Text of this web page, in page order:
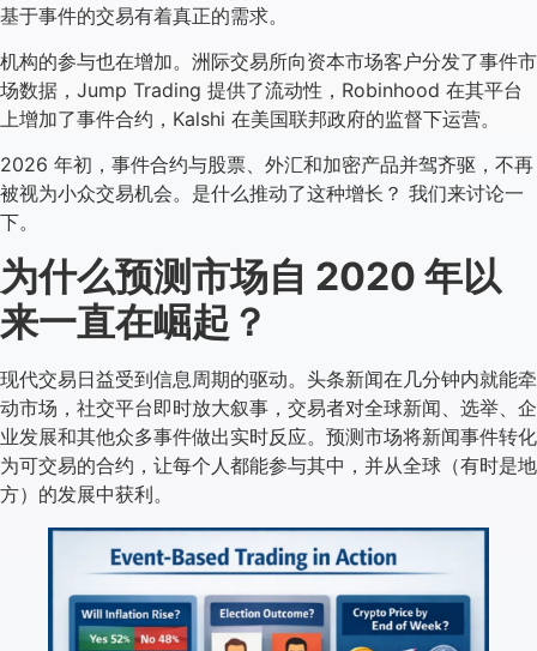
基于事件的交易有着真正的需求。
机构的参与也在增加。洲际交易所向资本市场客户分发了事件市
场数据，Jump Trading 提供了流动性，Robinhood 在其平台
上增加了事件合约，Kalshi 在美国联邦政府的监督下运营。
2026 年初，事件合约与股票、外汇和加密产品并驾齐驱，不再
被视为小众交易机会。是什么推动了这种增长？ 我们来讨论一
下。
为什么预测市场自 2020 年以
来一直在崛起？
现代交易日益受到信息周期的驱动。头条新闻在几分钟内就能牵
动市场，社交平台即时放大叙事，交易者对全球新闻、选举、企
业发展和其他众多事件做出实时反应。预测市场将新闻事件转化
为可交易的合约，让每个人都能参与其中，并从全球（有时是地
方）的发展中获利。